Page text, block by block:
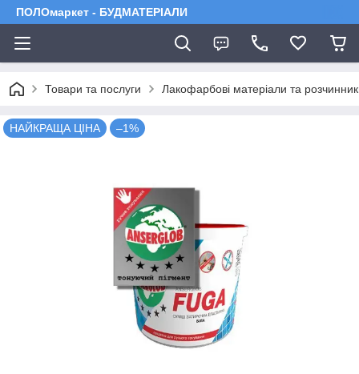
ПОЛОмаркет - БУДМАТЕРІАЛИ
Товари та послуги Лакофарбові матеріали та
НАЙКРАЩА ЦІНА –1%